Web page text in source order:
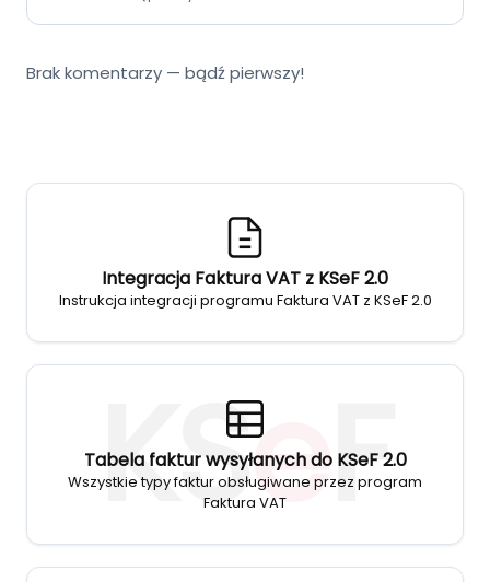
Brak komentarzy — bądź pierwszy!
KSeF
Integracja Faktura VAT z KSeF 2.0
Instrukcja integracji programu Faktura VAT z KSeF 2.0
Tabela faktur wysyłanych do KSeF 2.0
Wszystkie typy faktur obsługiwane przez program
Faktura VAT